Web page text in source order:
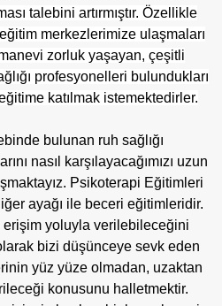
talebini artırmıştır. Özellikle
merkezlerimize ulaşmaları
zorluk yaşayan, çeşitli
profesyonelleri bulundukları
katılmak istemektedirler.
bulunan ruh sağlığı
nasıl karşılayacağımızı uzun
Psikoterapi Eğitimleri
ayağı ile beceri eğitimleridir.
yoluyla verilebileceğini
bizi düşünceye sevk eden
yüz yüze olmadan, uzaktan
konusunu halletmektir.